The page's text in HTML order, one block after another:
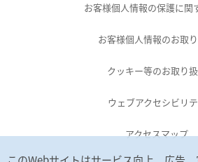
お客様個人情報の保護に関
お客様個人情報のお取
クッキー等のお取り
ウェブアクセシビリテ
アクセスマップ